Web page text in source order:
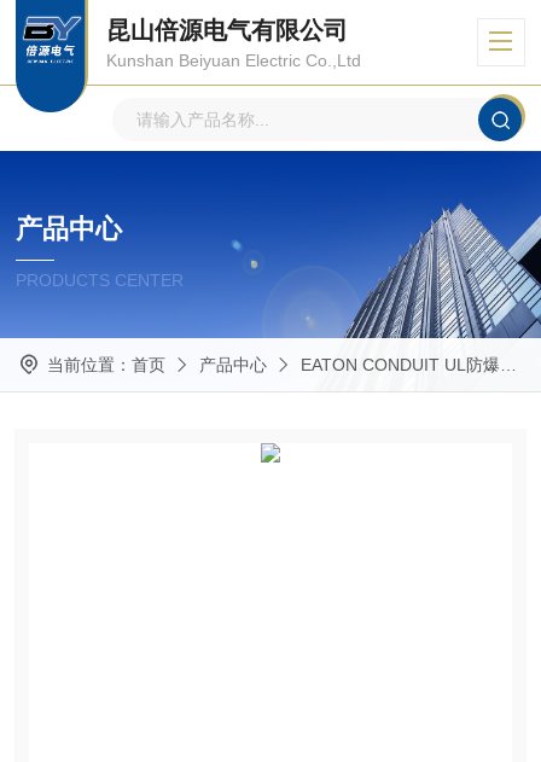
昆山倍源电气有限公司
Kunshan Beiyuan Electric Co.,Ltd
产品中心
PRODUCTS CENTER
当前位置： 首页 产品中心 EATON CONDUIT UL防爆管件